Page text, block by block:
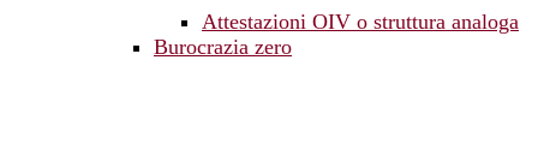
Attestazioni OIV o struttura analoga
Burocrazia zero